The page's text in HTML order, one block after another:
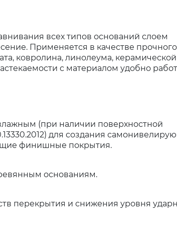
всех типов оснований слоем
Применяется в качестве прочного
ковролина, линолеума,
с материалом удобно
(при наличии поверхностной
для создания
финишные покрытия.
основаниям.
перекрытия и снижения уровня